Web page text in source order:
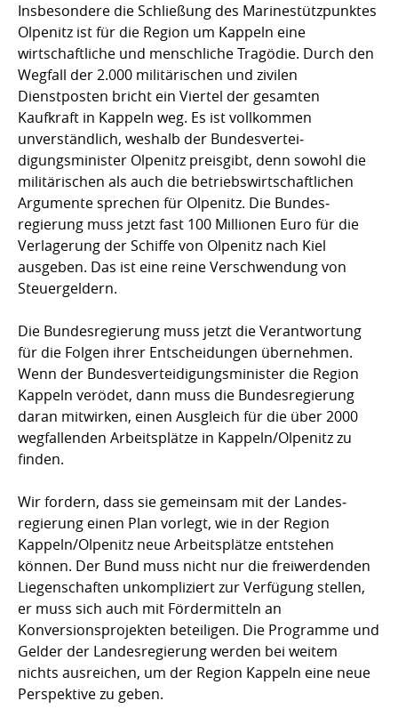
Insbesondere die Schließung des Marinestützpunktes
Olpenitz ist für die Region um Kappeln eine
wirtschaftliche und menschliche Tragödie. Durch den
Wegfall der 2.000 militärischen und zivilen
Dienstposten bricht ein Viertel der gesam­ten
Kaufkraft in Kappeln weg. Es ist vollkommen
unverständlich, weshalb der Bundes­vertei­
digungsminister Olpenitz preisgibt, denn sowohl die
militärischen als auch die betriebswirt­schaftlichen
Argumente sprechen für Olpenitz. Die Bundes­
regierung muss jetzt fast 100 Millionen Euro für die
Verlagerung der Schiffe von Olpenitz nach Kiel
ausgeben. Das ist eine reine Verschwendung von
Steuergeldern.
Die Bundesregierung muss jetzt die Verant­wortung
für die Folgen ihrer Ent­scheidungen übernehmen.
Wenn der Bundesver­teidigungsminister die Region
Kappeln verödet, dann muss die Bundesregierung
daran mitwirken, einen Ausgleich für die über 2000
wegfallenden Arbeitsplätze in Kappeln/Olpenitz zu
finden.
Wir fordern, dass sie gemeinsam mit der Landes­
regierung einen Plan vorlegt, wie in der Region
Kappeln/Olpenitz neue Arbeitsplätze entstehen
können. Der Bund muss nicht nur die freiwerdenden
Liegenschaften unkompliziert zur Verfügung stellen,
er muss sich auch mit Fördermitteln an
Konversionsprojekten beteiligen. Die Pro­gramme und
Gelder der Landesregierung werden bei weitem
nichts ausreichen, um der Region Kappeln eine neue
Perspektive zu geben.